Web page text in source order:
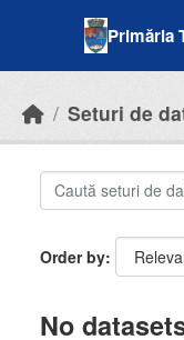
Primăria
Seturi de
Order by
No